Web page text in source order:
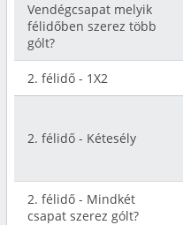
Vendégcsapat melyik
félidőben szerez több
gólt?
2. félidő - 1X2
2. félidő - Kétesély
2. félidő - Mindkét
csapat szerez gólt?